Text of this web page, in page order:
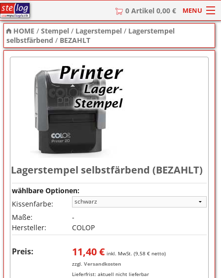
0 Artikel 0,00 € MENU
HOME
Stempel
Stempel-Textplatten
Stempelzubehör
HOME /Stempel / Lagerstempel / Lagerstempel
selbstfärbend / BEZAHLT
Lagerstempel selbstfärbend (BEZAHLT)
wählbare Optionen:
Kissenfarbe:
Maße:
-
Hersteller:
COLOP
Preis: 11,40€ inkl. MwSt. (9,58€ netto)
zzgl. Versandkosten
Lieferfrist: aktuell nicht lieferbar